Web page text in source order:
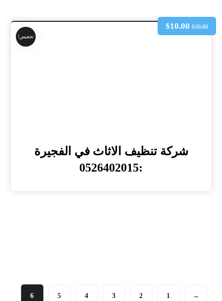
تخفيض!
شركة تنظيف الاثاث في الفجيرة
:0526402015
$20.00
$10.00
→
1
2
3
4
5
6